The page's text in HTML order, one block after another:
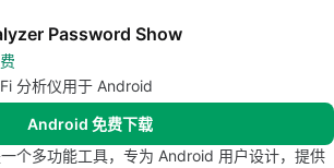
Password Show
分析仪用于 Android
Android 免费下载
个多功能工具，专为 Android 用户设计，提供